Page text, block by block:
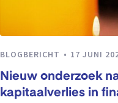
BLOGBERICHT 17 JUNI
Nieuw onderzoek
kapitaalverlies in